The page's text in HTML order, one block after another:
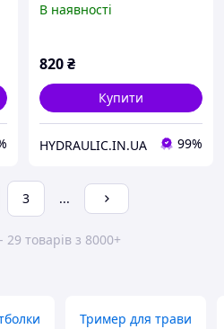
різьбленням М10х1.0 та
В наявності
820₴
Купити
HYDRAULIC.IN.UA 99%
3 ...
29 товарів з 8000+
Тример для трави